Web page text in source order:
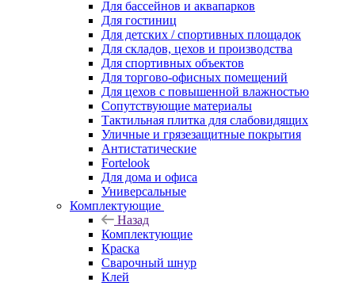
Для бассейнов и аквапарков
Для гостиниц
Для детских / спортивных площадок
Для складов, цехов и производства
Для спортивных объектов
Для торгово-офисных помещений
Для цехов с повышенной влажностью
Сопутствующие материалы
Тактильная плитка для слабовидящих
Уличные и грязезащитные покрытия
Антистатические
Fortelook
Для дома и офиса
Универсальные
Комплектующие
Назад
Комплектующие
Краска
Сварочный шнур
Клей